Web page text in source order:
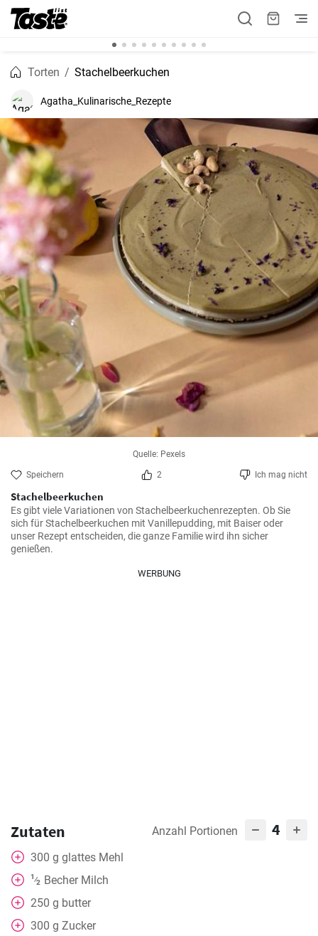
Torten Stachelbeerkuchen
Agatha_Kulinarische_Rezepte
Quelle: Pexels
Speichern 2 Ich mag nicht
Stachelbeerkuchen
Es gibt viele Variationen von Stachelbeerkuchenrezepten. Ob Sie
sich für Stachelbeerkuchen mit Vanillepudding, mit Baiser oder
unser Rezept entscheiden, die ganze Familie wird ihn sicher
genießen.
WERBUNG
Zutaten Anzahl Portionen 4
300 g glattes Mehl
1⁄2 Becher Milch
250 g butter
300 g Zucker